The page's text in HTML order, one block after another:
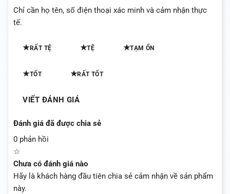
Chỉ cần họ tên, số điện thoại xác minh và cảm nhận thực
tế.
★RẤT TỆ ★TỆ ★TẠM ỔN
★TỐT ★RẤT TỐT
VIẾT ĐÁNH GIÁ
Đánh giá đã được chia sẻ
0 phản hồi
☆
Chưa có đánh giá nào
Hãy là khách hàng đầu tiên chia sẻ cảm nhận về sản phẩm
này.